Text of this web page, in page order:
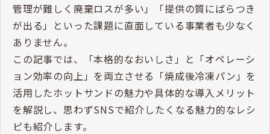
管理が難しく廃棄ロスが多い」「提供の質にばらつき
が出る」といった課題に直面している事業者も少なく
ありません。
この記事では、「本格的なおいしさ」と「オペレーシ
ョン効率の向上」を両立させる「焼成後冷凍パン」を
活用したホットサンドの魅力や具体的な導入メリット
を解説し、思わずSNSで紹介したくなる魅力的なレシ
ピも紹介します。